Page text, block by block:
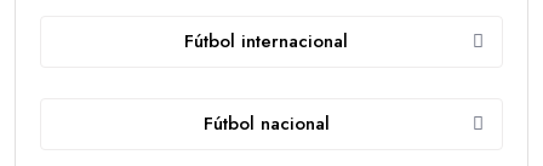
Fútbol internacional
Fútbol nacional